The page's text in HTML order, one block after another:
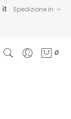
it Spedizione in
0